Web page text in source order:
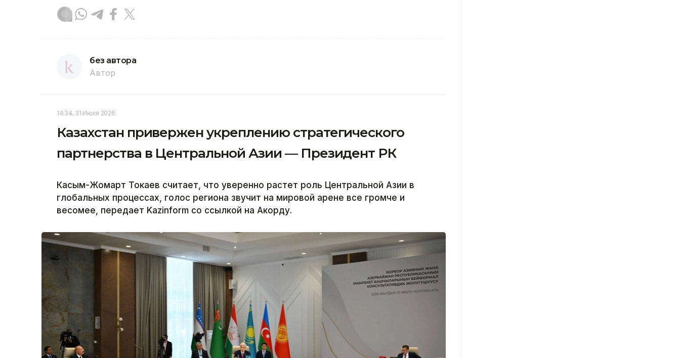
без автора
Автор
14:34, 31 Июля 2026
Казахстан привержен укреплению стратегического
партнерства в Центральной Азии — Президент РК
Касым-Жомарт Токаев считает, что уверенно растет роль Центральной Азии в
глобальных процессах, голос региона звучит на мировой арене все громче и
весомее, передает Kazinform со ссылкой на Акорду.